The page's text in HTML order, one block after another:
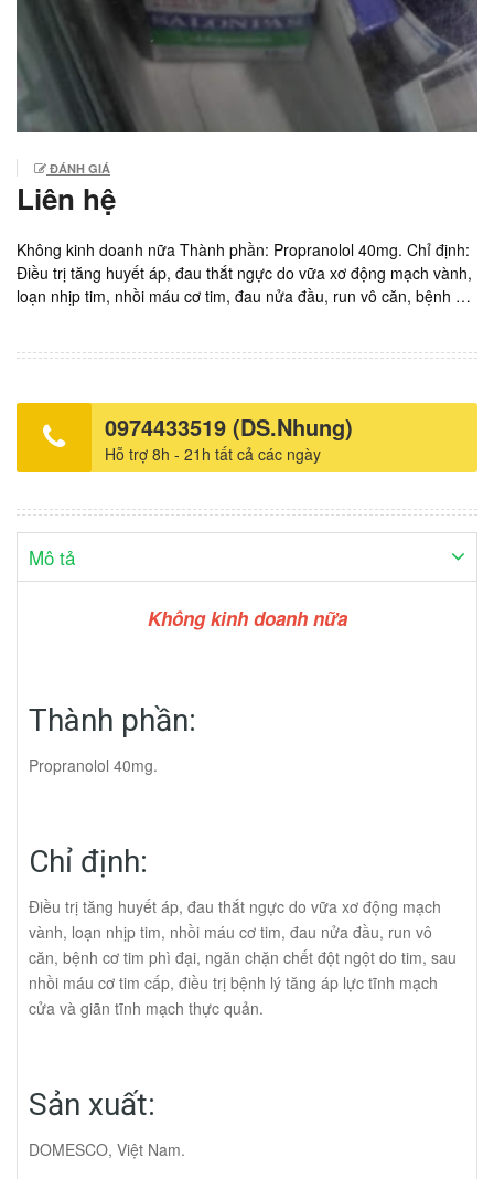
ĐÁNH GIÁ
Liên hệ
Không kinh doanh nữa Thành phần: Propranolol 40mg. Chỉ định:
Điều trị tăng huyết áp, đau thắt ngực do vữa xơ động mạch vành,
loạn nhịp tim, nhồi máu cơ tim, đau nửa đầu, run vô căn, bệnh cơ
thực quản. Sản xuất: DOMESCO, Việt Nam. Giá: 500vnd/ viên. Lọ
0974433519 (DS.Nhung)
Hỗ trợ 8h - 21h tất cả các ngày
Mô tả
Không kinh doanh nữa
Thành phần:
Propranolol 40mg.
Chỉ định:
Điều trị tăng huyết áp, đau thắt ngực do vữa xơ động mạch
vành, loạn nhịp tim, nhồi máu cơ tim, đau nửa đầu, run vô
căn, bệnh cơ tim phì đại, ngăn chặn chết đột ngột do tim, sau
nhồi máu cơ tim cấp, điều trị bệnh lý tăng áp lực tĩnh mạch
cửa và giãn tĩnh mạch thực quản.
Sản xuất:
DOMESCO, Việt Nam.